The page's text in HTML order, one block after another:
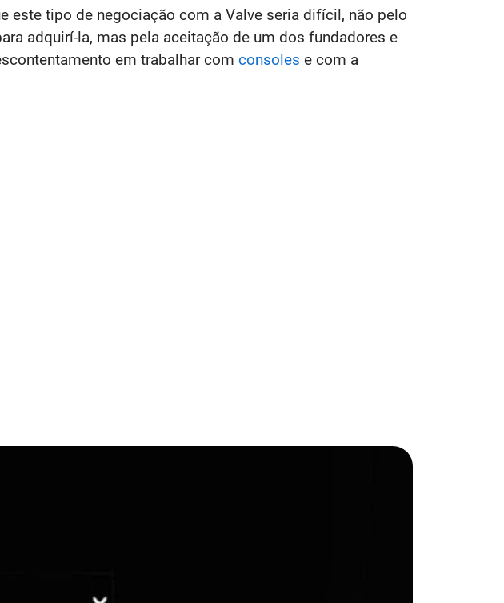
este tipo de negociação com a Valve seria difícil, não pelo
adquirí-la, mas pela aceitação de um dos fundadores e
em trabalhar com consoles e com a